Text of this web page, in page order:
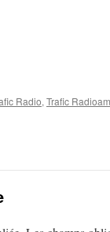
Radio, Trafic